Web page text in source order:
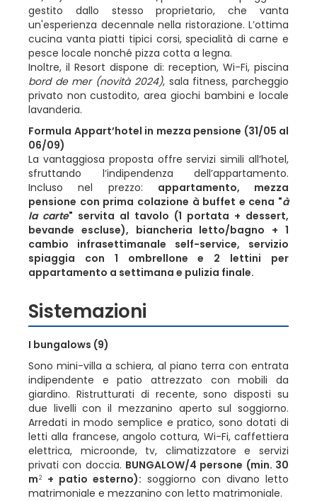
gestito dallo stesso proprietario, che vanta
un'esperienza decennale nella ristorazione. L’ottima
cucina vanta piatti tipici corsi, specialità di carne e
pesce locale nonché pizza cotta a legna.
Inoltre, il Resort dispone di: reception, Wi-Fi, piscina
bord de mer (novità 2024), sala fitness, parcheggio
privato non custodito, area giochi bambini e locale
lavanderia.
Formula Appart’hotel in mezza pensione (31/05 al
06/09)
La vantaggiosa proposta offre servizi simili all’hotel,
sfruttando l’indipendenza dell’appartamento.
Incluso nel prezzo: appartamento, mezza
pensione con prima colazione à buffet e cena "à
la carte" servita al tavolo (1 portata + dessert,
bevande escluse), biancheria letto/bagno + 1
cambio infrasettimanale self-service, servizio
spiaggia con 1 ombrellone e 2 lettini per
appartamento a settimana e pulizia finale.
Sistemazioni
I bungalows (9)
Sono mini-villa a schiera, al piano terra con entrata
indipendente e patio attrezzato con mobili da
giardino. Ristrutturati di recente, sono disposti su
due livelli con il mezzanino aperto sul soggiorno.
Arredati in modo semplice e pratico, sono dotati di
letti alla francese, angolo cottura, Wi-Fi, caffettiera
elettrica, microonde, tv, climatizzatore e servizi
privati con doccia. BUNGALOW/4 persone (min. 30
m2 + patio esterno): soggiorno con divano letto
matrimoniale e mezzanino con letto matrimoniale.